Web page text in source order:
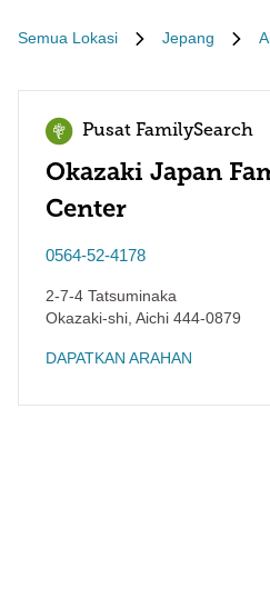
Semua Lokasi Jepang
Pusat FamilySearch
Okazaki Japan
Center
0564-52-4178
2-7-4 Tatsuminaka
Okazaki-shi Aichi 444-0879
DAPATKAN ARAHAN